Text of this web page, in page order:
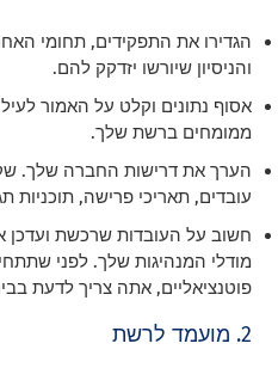
הגדירו את התפקידים, תחומי
והניסיון שיורשו יזדקק להם.
אסוף נתונים וקלט על האמור
ממומחים ברשת שלך.
הערך את דרישות החברה שלך.
עובדים, תאריכי פרישה, תוכניות
חשוב על העובדות שרכשת ועדכן
מודלי המנהיגות שלך. לפני
פוטנציאליים, אתה צריך לדעת
2. מועמד לרשת